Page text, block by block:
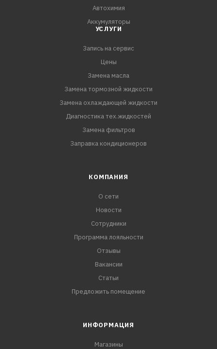
Автохимия
Аккумуляторы
УСЛУГИ
Запись на сервис
Цены
Замена масла
Замена тормозной жидкости
Замена охлаждающей жидкости
Диагностика тех.жидкостей
Замена фильтров
Заправка кондиционеров
КОМПАНИЯ
О сети
Новости
Сотрудники
Программа лояльности
Отзывы
Вакансии
Статьи
Предложить помещение
ИНФОРМАЦИЯ
Магазины